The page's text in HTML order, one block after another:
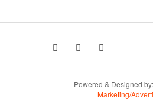
Powered & Designed by:
Marketing/